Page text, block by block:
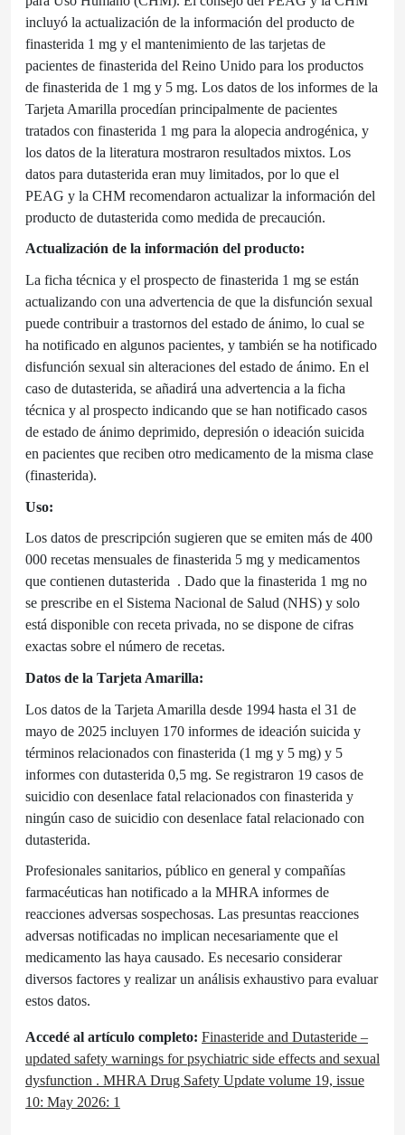
incluyó la actualización de la información del producto de
finasterida 1 mg y el mantenimiento de las tarjetas de
pacientes de finasterida del Reino Unido para los productos
de finasterida de 1 mg y 5 mg. Los datos de los informes de la
Tarjeta Amarilla procedían principalmente de pacientes
tratados con finasterida 1 mg para la alopecia androgénica, y
los datos de la literatura mostraron resultados mixtos. Los
datos para dutasterida eran muy limitados, por lo que el
PEAG y la CHM recomendaron actualizar la información del
producto de dutasterida como medida de precaución.
Actualización de la información del producto:
La ficha técnica y el prospecto de finasterida 1 mg se están
actualizando con una advertencia de que la disfunción sexual
puede contribuir a trastornos del estado de ánimo, lo cual se
ha notificado en algunos pacientes, y también se ha notificado
disfunción sexual sin alteraciones del estado de ánimo. En el
caso de dutasterida, se añadirá una advertencia a la ficha
técnica y al prospecto indicando que se han notificado casos
de estado de ánimo deprimido, depresión o ideación suicida
en pacientes que reciben otro medicamento de la misma clase
(finasterida).
Uso:
Los datos de prescripción sugieren que se emiten más de 400
000 recetas mensuales de finasterida 5 mg y medicamentos
que contienen dutasterida . Dado que la finasterida 1 mg no
se prescribe en el Sistema Nacional de Salud (NHS) y solo
está disponible con receta privada, no se dispone de cifras
exactas sobre el número de recetas.
Datos de la Tarjeta Amarilla:
Los datos de la Tarjeta Amarilla desde 1994 hasta el 31 de
mayo de 2025 incluyen 170 informes de ideación suicida y
términos relacionados con finasterida (1 mg y 5 mg) y 5
informes con dutasterida 0,5 mg. Se registraron 19 casos de
suicidio con desenlace fatal relacionados con finasterida y
ningún caso de suicidio con desenlace fatal relacionado con
dutasterida.
Profesionales sanitarios, público en general y compañías
farmacéuticas han notificado a la MHRA informes de
reacciones adversas sospechosas. Las presuntas reacciones
adversas notificadas no implican necesariamente que el
medicamento las haya causado. Es necesario considerar
diversos factores y realizar un análisis exhaustivo para evaluar
estos datos.
Accedé al artículo completo: Finasteride and Dutasteride –
updated safety warnings for psychiatric side effects and sexual
dysfunction . MHRA Drug Safety Update volume 19, issue
10: May 2026: 1